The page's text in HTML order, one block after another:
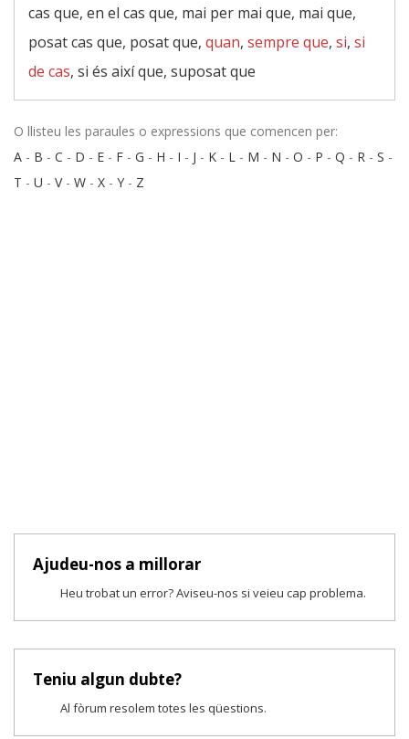
cas que, en el cas que, mai per mai que, mai que,
posat cas que, posat que, quan, sempre que, si, si
de cas, si és així que, suposat que
O llisteu les paraules o expressions que comencen per:
A - B - C - D - E - F - G - H - I - J - K - L - M - N - O - P - Q - R - S -
T - U - V- W - X - Y - Z
Ajudeu-nos a millorar
Heu trobat un error? Aviseu-nos si veieu cap problema.
Teniu algun dubte?
Al fòrum resolem totes les qüestions.